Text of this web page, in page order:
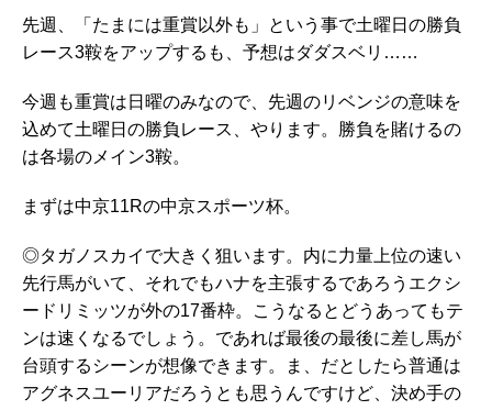
先週、「たまには重賞以外も」という事で土曜日の勝負
レース3鞍をアップするも、予想はダダスベリ……
今週も重賞は日曜のみなので、先週のリベンジの意味を
込めて土曜日の勝負レース、やります。勝負を賭けるの
は各場のメイン3鞍。
まずは中京11Rの中京スポーツ杯。
◎タガノスカイで大きく狙います。内に力量上位の速い
先行馬がいて、それでもハナを主張するであろうエクシ
ードリミッツが外の17番枠。こうなるとどうあってもテ
ンは速くなるでしょう。であれば最後の最後に差し馬が
台頭するシーンが想像できます。ま、だとしたら普通は
アグネスユーリアだろうとも思うんですけど、決め手の